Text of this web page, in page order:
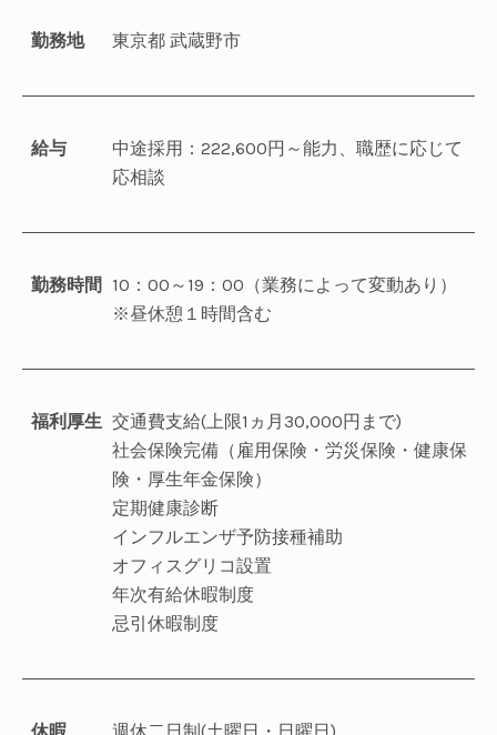
勤務地 東京都 武蔵野市
給与
中途採用：222,600円～能力、職歴に応じて
応相談
勤務時間
10：00～19：00（業務によって変動あり）
※昼休憩１時間含む
福利厚生 交通費支給(上限1ヵ月30,000円まで)
社会保険完備（雇用保険・労災保険・健康保
険・厚生年金保険）
定期健康診断
インフルエンザ予防接種補助
オフィスグリコ設置
年次有給休暇制度
忌引休暇制度